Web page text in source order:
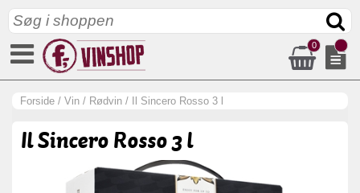
0
Forside / Vin / Rødvin / Il Sincero Rosso 3 l
Il Sincero Rosso 3 l